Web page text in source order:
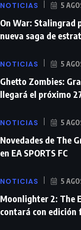
NOTICIAS 5
On War: Stalingrad
nueva saga de
NOTICIAS 5
Ghetto Zombies:
llegará el próximo
NOTICIAS 5
Novedades de The
en EA SPORTS FC
NOTICIAS 5
Moonlighter 2: The
contará con edición